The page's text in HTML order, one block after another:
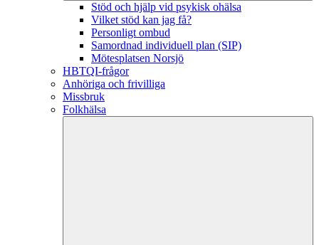
Stöd och hjälp vid psykisk ohälsa
Vilket stöd kan jag få?
Personligt ombud
Samordnad individuell plan (SIP)
Mötesplatsen Norsjö
HBTQI-frågor
Anhöriga och frivilliga
Missbruk
Folkhälsa